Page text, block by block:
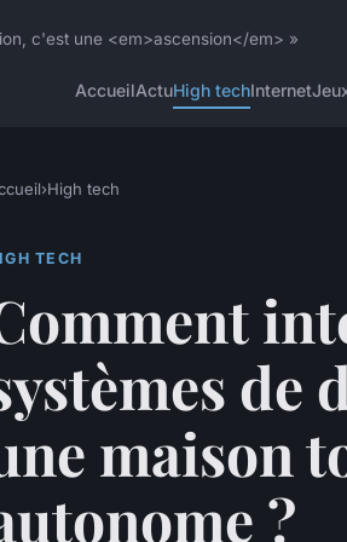
c'est une <em>ascension</em> »
AccueilActuHigh techInternet
›High tech
TECH
de
maison
?